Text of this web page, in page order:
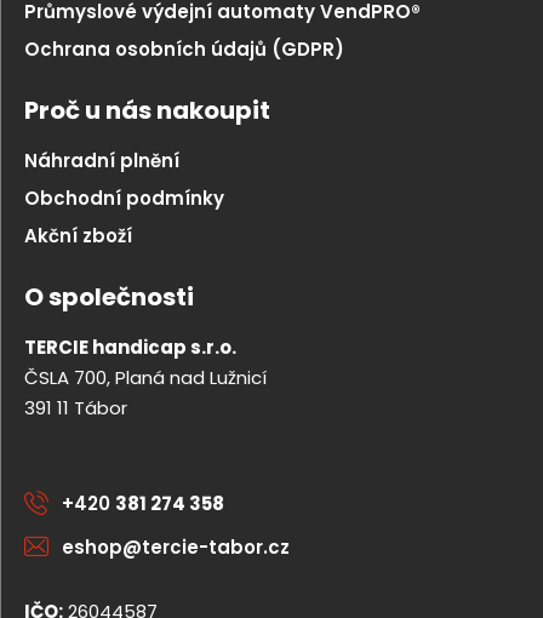
Průmyslové výdejní automaty VendPRO®
Ochrana osobních údajů (GDPR)
Proč u nás nakoupit
Náhradní plnění
Obchodní podmínky
Akční zboží
O společnosti
TERCIE handicap s.r.o.
ČSLA 700, Planá nad Lužnicí
391 11 Tábor
+420 381 274 358
eshop@tercie-tabor.cz
IČO:26044587